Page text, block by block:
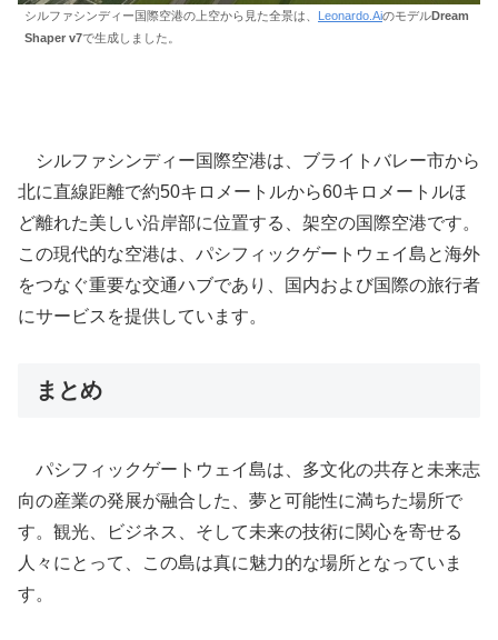
シルファシンディー国際空港の上空から見た全景は、 Leonardo.AiのモデルDream
Shaper v7で生成しました。
シルファシンディー国際空港は、ブライトバレー市から
北に直線距離で約50キロメートルから60キロメートルほ
ど離れた美しい沿岸部に位置する、架空の国際空港です。
この現代的な空港は、パシフィックゲートウェイ島と海外
をつなぐ重要な交通ハブであり、国内および国際の旅行者
にサービスを提供しています。
まとめ
パシフィックゲートウェイ島は、多文化の共存と未来志
向の産業の発展が融合した、夢と可能性に満ちた場所で
す。観光、ビジネス、そして未来の技術に関心を寄せる
人々にとって、この島は真に魅力的な場所となっていま
す。